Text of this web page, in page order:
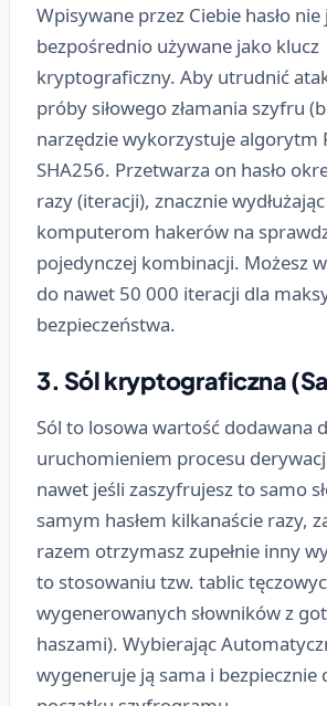
Wpisywane przez Ciebie hasło nie
bezpośrednio używane jako klucz
kryptograficzny. Aby utrudnić
próby siłowego złamania szyfru
narzędzie wykorzystuje algorytm
SHA256. Przetwarza on hasło
razy (iteracji), znacznie
komputerom hakerów na
pojedynczej kombinacji. Możesz
do nawet 50 000 iteracji dla
bezpieczeństwa.
3. Sól kryptograficzna
Sól to losowa wartość dodawana
uruchomieniem procesu
nawet jeśli zaszyfrujesz to samo
samym hasłem kilkanaście razy,
razem otrzymasz zupełnie inny
to stosowaniu tzw. tablic
wygenerowanych słowników z
haszami). Wybierając
wygeneruje ją sama i bezpiecznie